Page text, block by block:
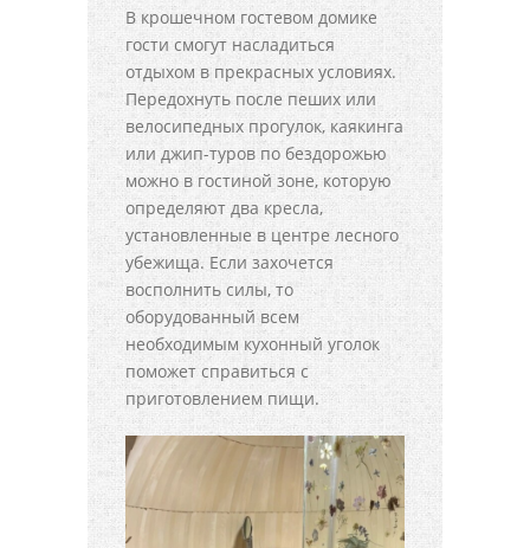
В крошечном гостевом домике
гости смогут насладиться
отдыхом в прекрасных условиях.
Передохнуть после пеших или
велосипедных прогулок, каякинга
или джип-туров по бездорожью
можно в гостиной зоне, которую
определяют два кресла,
установленные в центре лесного
убежища. Если захочется
восполнить силы, то
оборудованный всем
необходимым кухонный уголок
поможет справиться с
приготовлением пищи.